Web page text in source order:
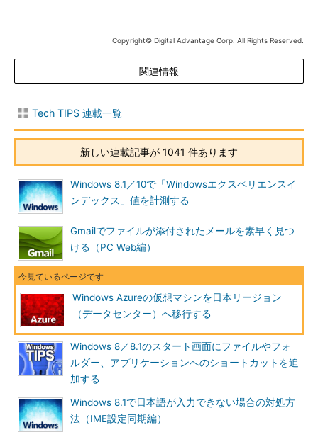
リージョン間でVHDファイルをコピーする方法はいくつかある
Windows Azure SDK for .NET - 2.2（マイクロソフト ダウ
ンロードセンター）
上記ページで［ダウンロード］ボタンをクリックして表示され
る一覧から、「WindowsAzureStorageTools.msi」を選んでダウ
ンロードする。実行してインストールすると、
「%ProgramFiles%\Microsoft SDKs\Windows Azure\AzCopy」
（64bit版Windowsでは「%ProgramFiles(x86)%\～」）に
azcopy.exeが保存されるので、これを実行パスに加えておく。
●仮想マシンを移行する（既存の仮想マシンのVHDをコピーして
利用する）
VHDをコピーして仮想マシンを移行する場合、2つの方法が考
えられる。
既存の仮想マシンにひも付けられているVHDをコピーし
て、そこから仮想マシンを作り直す
既存のカスタムイメージのVHDをコピーして、そこから仮
Copyright© Digital Advantage Corp. All Rights Reserved.
関連情報
Tech TIPS 連載一覧
新しい連載記事が 1041 件あります
Windows 8.1／10で「Windowsエクスペリエンスイ
ンデックス」値を計測する
Gmailでファイルが添付されたメールを素早く見つ
ける（PC Web編）
Windows Azureの仮想マシンを日本リージョン
（データセンター）へ移行する
Windows 8／8.1のスタート画面にファイルやフォ
ルダー、アプリケーションへのショートカットを追
加する
Windows 8.1で日本語が入力できない場合の対処方
法（IME設定同期編）